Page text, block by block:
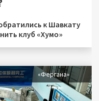
к Шавкату
клуб «Хумо»
«Фергана»